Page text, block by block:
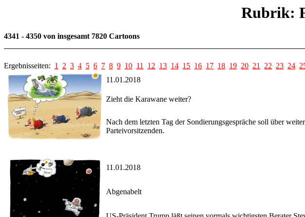
Rubrik:
4341 - 4350 von insgesamt 7820 Cartoons
Ergebnisseiten: 1 2 3 4 5 6 7 8 9 10 11 12 13 14 15 16 17 18 19 20 21 22 23 24
11.01.2018
Zieht die Karawane weiter?
Nach dem letzten Tag der Sondierungsgespräche soll über
Parteivorsitzenden.
11.01.2018
Abgenabelt